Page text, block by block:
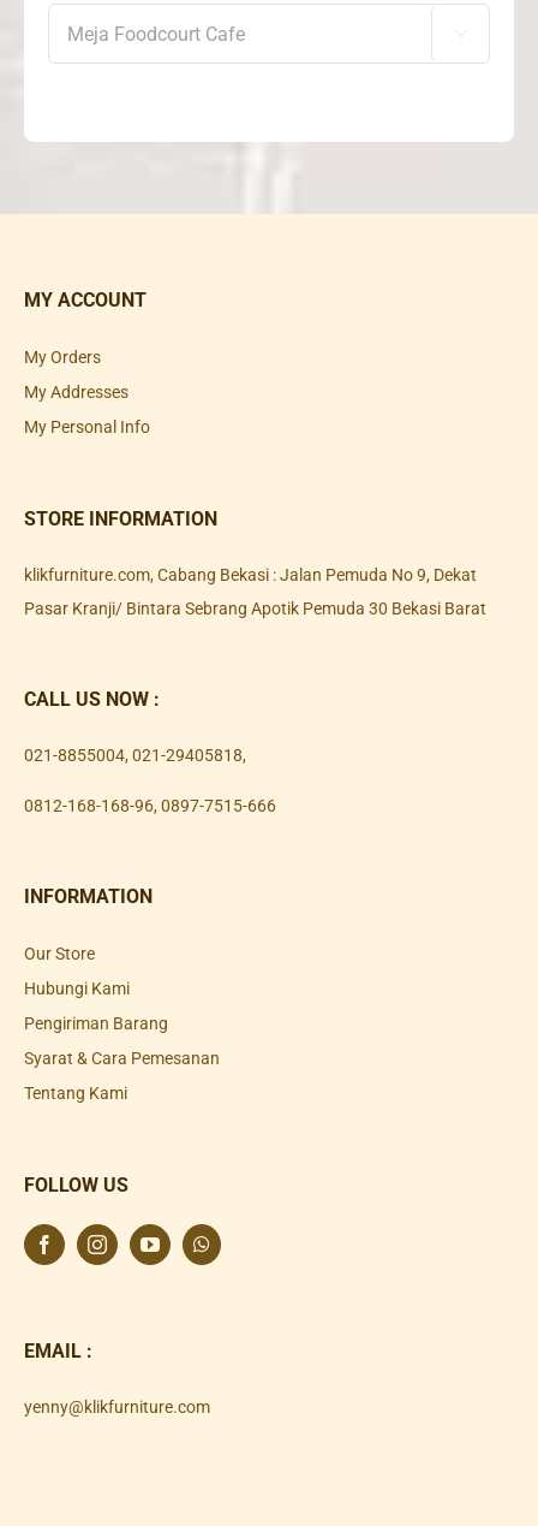

MY ACCOUNT
My Orders
My Addresses
My Personal Info
STORE INFORMATION
klikfurniture.com, Cabang Bekasi : Jalan Pemuda No 9, Dekat
Pasar Kranji/ Bintara Sebrang Apotik Pemuda 30 Bekasi Barat
CALL US NOW :
021-8855004, 021-29405818,
0812-168-168-96, 0897-7515-666
INFORMATION
Our Store
Hubungi Kami
Pengiriman Barang
Syarat & Cara Pemesanan
Tentang Kami
FOLLOW US
EMAIL :
yenny@klikfurniture.com